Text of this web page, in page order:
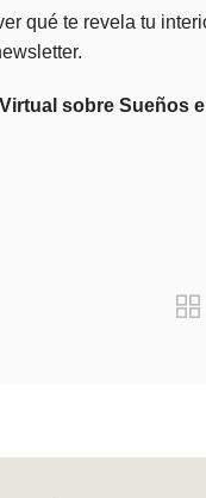
qué te revela tu
Virtual sobre Sueños